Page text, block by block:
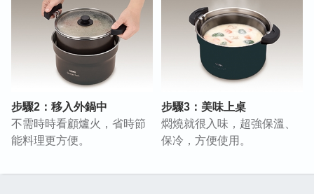
步驟2：移入外鍋中
不需時時看顧爐火，省時節
能料理更方便。
步驟3：美味上桌
燜燒就很入味，超強保溫、
保冷，方便使用。